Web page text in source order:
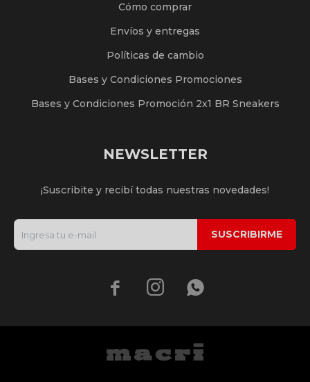
Cómo comprar
Envíos y entregas
Políticas de cambio
Bases y Condiciones Promociones
Bases y Condiciones Promoción 2x1 BR Sneakers
NEWSLETTER
¡Suscribite y recibí todas nuestras novedades!
SUSCRIBIRME
  